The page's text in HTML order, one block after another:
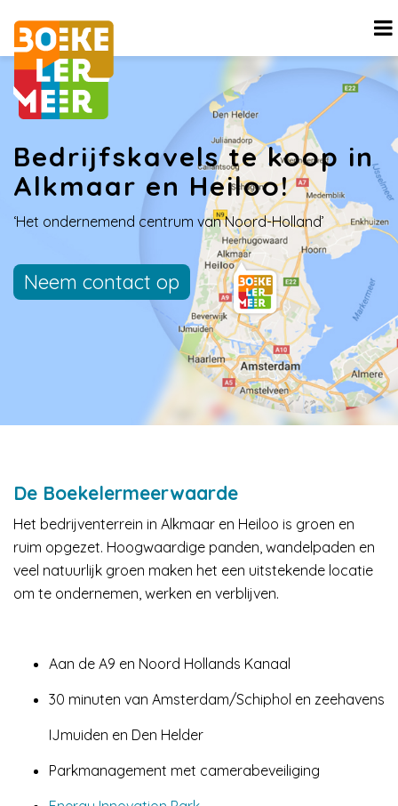
Bedrijfskavels te koop in
Alkmaar en Heiloo!
‘Het ondernemend centrum van Noord-Holland’
Neem contact op
De Boekelermeerwaarde
Het bedrijventerrein in Alkmaar en Heiloo is groen en
ruim opgezet. Hoogwaardige panden, wandelpaden en
veel natuurlijk groen maken het een uitstekende locatie
om te ondernemen, werken en verblijven.
Aan de A9 en Noord Hollands Kanaal
30 minuten van Amsterdam/Schiphol en zeehavens
IJmuiden en Den Helder
Parkmanagement met camerabeveiliging